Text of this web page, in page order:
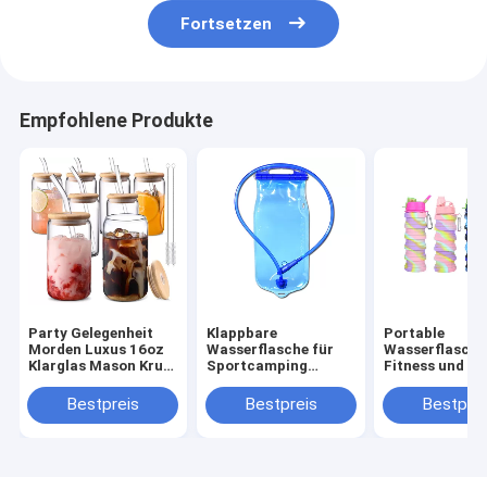
Fortsetzen
Empfohlene Produkte
Party Gelegenheit
Morden Luxus 16oz
Klarglas Mason Krug
und StrohBestpreis
Klappbare
Wasserflasche für
Sportcamping
frei
Bestpreis
Portable
Fitness und
Silikon